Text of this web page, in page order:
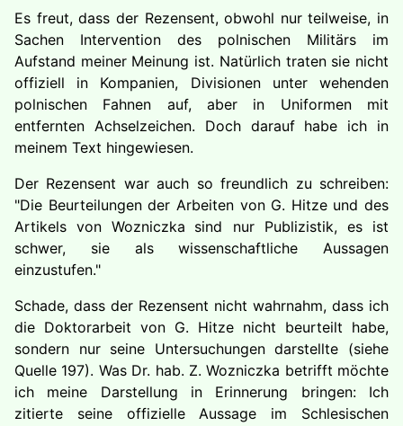
Es freut, dass der Rezensent, obwohl nur teilweise, in
Sachen Intervention des polnischen Militärs im
Aufstand meiner Meinung ist. Natürlich traten sie nicht
offiziell in Kompanien, Divisionen unter wehenden
polnischen Fahnen auf, aber in Uniformen mit
entfernten Achselzeichen. Doch darauf habe ich in
meinem Text hingewiesen.
Der Rezensent war auch so freundlich zu schreiben:
"Die Beurteilungen der Arbeiten von G. Hitze und des
Artikels von Wozniczka sind nur Publizistik, es ist
schwer, sie als wissenschaftliche Aussagen
einzustufen."
Schade, dass der Rezensent nicht wahrnahm, dass ich
die Doktorarbeit von G. Hitze nicht beurteilt habe,
sondern nur seine Untersuchungen darstellte (siehe
Quelle 197). Was Dr. hab. Z. Wozniczka betrifft möchte
ich meine Darstellung in Erinnerung bringen: Ich
zitierte seine offizielle Aussage im Schlesischen